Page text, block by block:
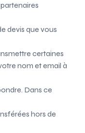
devis que vous
certaines
nom et email à
Dans ce
hors de